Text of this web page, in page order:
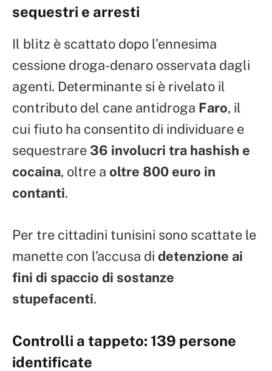
sequestri e arresti
Il blitz è scattato dopo l’ennesima
cessione droga-denaro osservata dagli
agenti. Determinante si è rivelato il
contributo del cane antidroga Faro, il
cui fiuto ha consentito di individuare e
sequestrare 36 involucri tra hashish e
cocaina, oltre a oltre 800 euro in
contanti.
Per tre cittadini tunisini sono scattate le
manette con l’accusa di detenzione ai
fini di spaccio di sostanze
stupefacenti.
Controlli a tappeto: 139 persone
identificate